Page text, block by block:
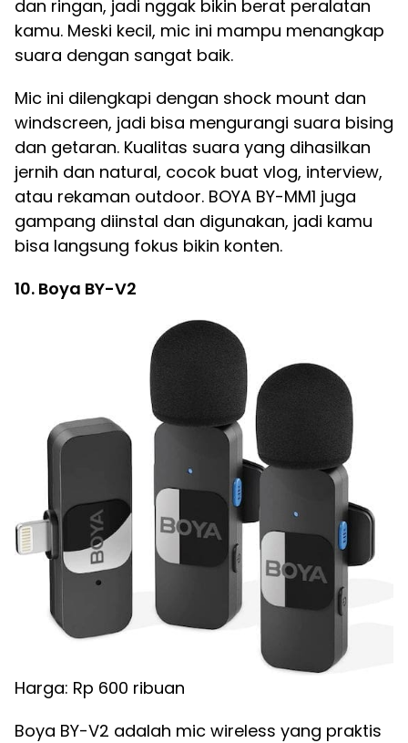
dan ringan, jadi nggak bikin berat peralatan
kamu. Meski kecil, mic ini mampu menangkap
suara dengan sangat baik.
Mic ini dilengkapi dengan shock mount dan
windscreen, jadi bisa mengurangi suara bising
dan getaran. Kualitas suara yang dihasilkan
jernih dan natural, cocok buat vlog, interview,
atau rekaman outdoor. BOYA BY-MM1 juga
gampang diinstal dan digunakan, jadi kamu
bisa langsung fokus bikin konten.
10. Boya BY-V2
Harga: Rp 600 ribuan
Boya BY-V2 adalah mic wireless yang praktis